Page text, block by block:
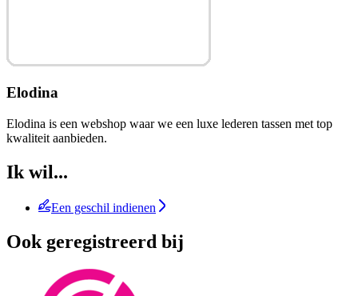
Elodina
Elodina is een webshop waar we een luxe lederen tassen met top
kwaliteit aanbieden.
Ik wil...
Een geschil indienen
Ook geregistreerd bij